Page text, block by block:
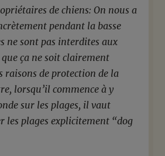
de chiens: On nous a
pendant la basse
ne sont pas interdites aux
ça ne soit clairement
raisons de protection de la
lorsqu’il commence à y
sur les plages, il vaut
les plages explicitement “dog